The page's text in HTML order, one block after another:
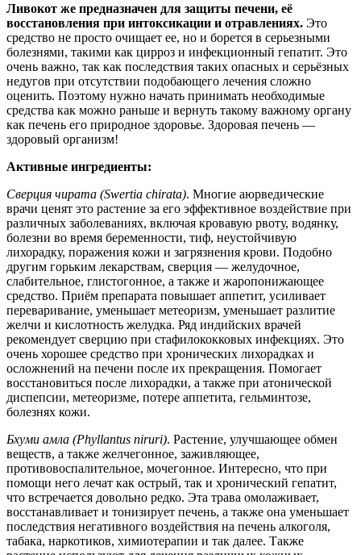
Ливокот же предназначен для защиты печени, её
восстановления при интоксикации и отравлениях. Это
средство не просто очищает ее, но и борется в серьезными
болезнями, такими как цирроз и инфекционный гепатит. Это
очень важно, так как последствия таких опасных и серьёзных
недугов при отсутствии подобающего лечения сложно
оценить. Поэтому нужно начать принимать необходимые
средства как можно раньше и вернуть такому важному органу
как печень его природное здоровье. Здоровая печень —
здоровый организм!
Активные ингредиенты:
Сверция чирата (Swertia chirata). Многие аюрведические
врачи ценят это растение за его эффективное воздействие при
различных заболеваниях, включая кровавую рвоту, водянку,
болезни во время беременности, тиф, неустойчивую
лихорадку, поражения кожи и загрязнения крови. Подобно
другим горьким лекарствам, сверция — желудочное,
слабительное, глистогонное, а также и жаропонижающее
средство. Приём препарата повышает аппетит, усиливает
переваривание, уменьшает метеоризм, уменьшает разлитие
желчи и кислотность желудка. Ряд индийских врачей
рекомендует сверцию при стафилококковых инфекциях. Это
очень хорошее средство при хронических лихорадках и
осложнений на печени после их прекращения. Помогает
восстановиться после лихорадки, а также при атонической
диспепсии, метеоризме, потере аппетита, гельминтозе,
болезнях кожи.
Бхуми амла (Phyllantus niruri). Растение, улучшающее обмен
веществ, а также желчегонное, заживляющее,
противовоспалительное, мочегонное. Интересно, что при
помощи него лечат как острый, так и хронический гепатит,
что встречается довольно редко. Эта трава омолаживает,
восстанавливает и тонизирует печень, а также она уменьшает
последствия негативного воздействия на печень алкоголя,
табака, наркотиков, химиотерапии и так далее. Также